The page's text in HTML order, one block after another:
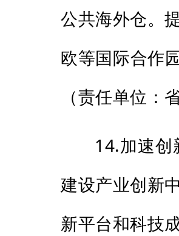
公共海外仓。
欧等国际合作
（责任单位
14.加速
建设产业创新
新平台和科技